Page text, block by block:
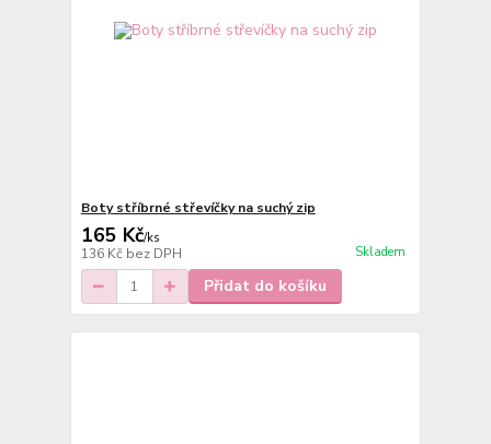
Boty stříbrné střevíčky na suchý zip
165 Kč/ks
136 Kč bez DPH Skladem
Přidat do košíku